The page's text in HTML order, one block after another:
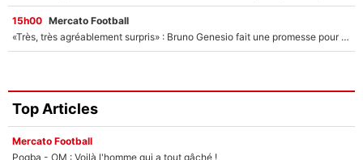
15h00 Mercato Football
«Très, très agréablement surpris» : Bruno Genesio fait une promesse pour la suite du mercato de l’OM et rassure les supporters
Top Articles
Mercato Football
Pogba - OM : Voilà l'homme qui a tout gâché !